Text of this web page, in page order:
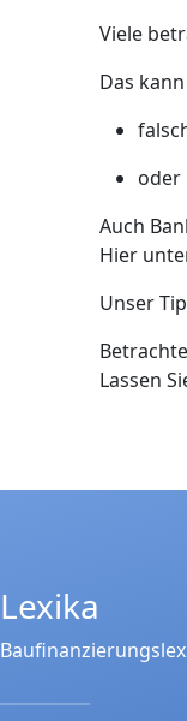
Viele
Das
oder
Auch
Hier
Unser
Lassen
Lexika